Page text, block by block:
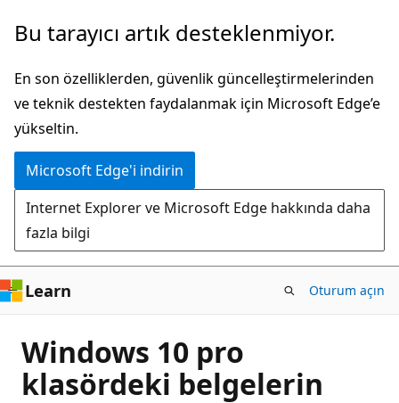
Ana
atla
Bu tarayıcı artık desteklenmiyor.
En son özelliklerden, güvenlik güncelleştirmelerinden
ve teknik destekten faydalanmak için Microsoft Edge’e
yükseltin.
Microsoft Edge'i indirin
Internet Explorer ve Microsoft Edge hakkında daha
fazla bilgi
Learn Oturum açın
Windows 10 pro
klasördeki belgelerin